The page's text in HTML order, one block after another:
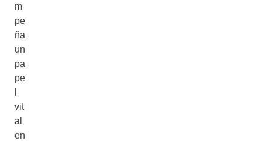
m
pe
ña
un
pa
pe
vit
al
en